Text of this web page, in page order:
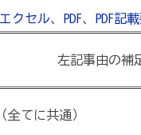
エクセル、 PDF、 PDF記
左記事由の補
（全てに共通）